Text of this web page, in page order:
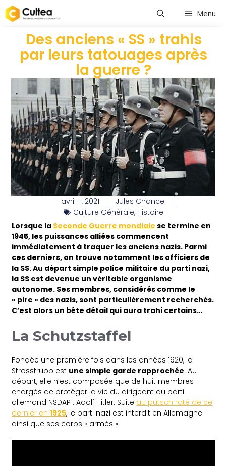
Menu
Des anciens « SS » trahis
par leurs tatouages après
la guerre ?
avril 11, 2021
Jules Chancel
Culture Générale, Histoire
Lorsque la Seconde Guerre mondiale se termine en
1945, les puissances alliées commencent
immédiatement à traquer les anciens nazis. Parmi
ces derniers, on trouve notamment les officiers de
la SS. Au départ simple police militaire du parti nazi,
la SS est devenue un véritable organisme
autonome. Ses membres, considérés comme le
« pire » des nazis, sont particulièrement recherchés.
C’est alors un bête détail qui aura trahi certains…
La Schutzstaffel
Fondée une première fois dans les années 1920, la
Strosstrupp est une simple garde rapprochée. Au
départ, elle n’est composée que de huit membres
chargés de protéger la vie du dirigeant du parti
allemand NSDAP : Adolf Hitler. Suite au putsch raté de ce
dernier en1925, le parti nazi est interdit en Allemagne
ainsi que ses corps « armés ».